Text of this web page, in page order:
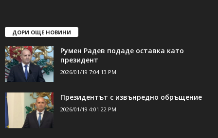
ДОРИ ОЩЕ НОВИНИ
Румен Радев подаде оставка като
президент
2026/01/19 7:04:13 PM
Президентът с извънредно обръщение
2026/01/19 4:01:22 PM